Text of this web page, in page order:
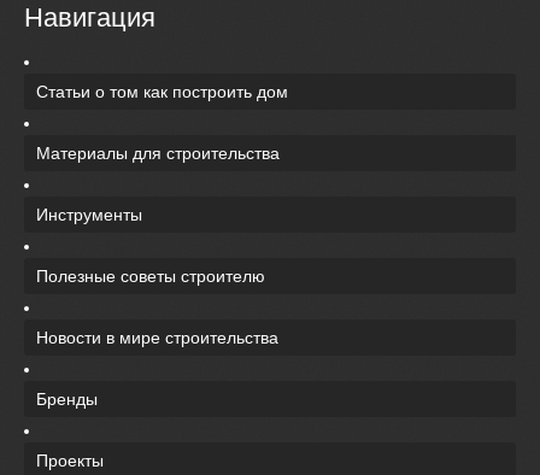
Навигация
Статьи о том как построить дом
Материалы для строительства
Инструменты
Полезные советы строителю
Новости в мире строительства
Бренды
Проекты